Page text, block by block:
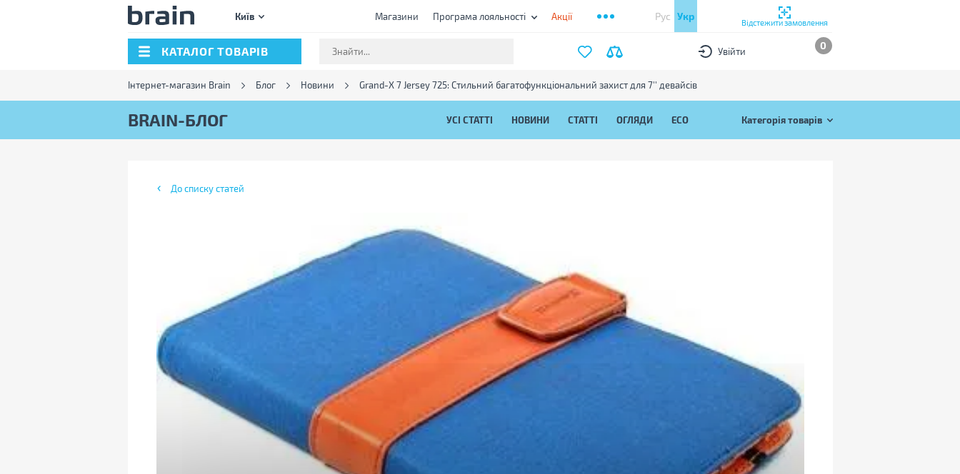
Київ Магазини Програма лояльності Акції Рус Укр
Відстежити замовлення
КАТАЛОГ ТОВАРІВ Увійти 0
Інтернет-магазин Brain Блог Новини Grand-X 7 Jersey 725: Стильний багатофункціональний захист для 7'' девайсів
BRAIN-БЛОГ УСІ СТАТТІ НОВИНИ СТАТТІ ОГЛЯДИ ECO Категорія товарів
До списку статей